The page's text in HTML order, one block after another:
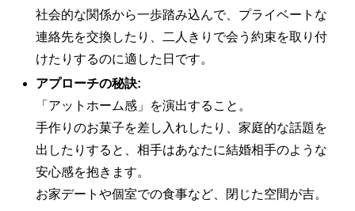
社会的な関係から一歩踏み込んで、プライベートな
連絡先を交換したり、二人きりで会う約束を取り付
けたりするのに適した日です。
アプローチの秘訣:
「アットホーム感」を演出すること。
手作りのお菓子を差し入れしたり、家庭的な話題を
出したりすると、相手はあなたに結婚相手のような
安心感を抱きます。
お家デートや個室での食事など、閉じた空間が吉。